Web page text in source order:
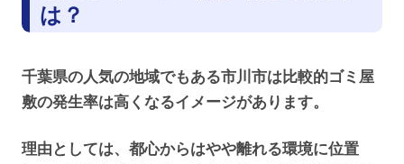
は？
千葉県の人気の地域でもある市川市は比較的ゴミ屋
敷の発生率は高くなるイメージがあります。
理由としては、都心からはやや離れる環境に位置